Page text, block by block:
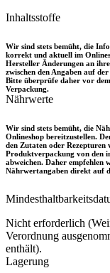
Inhaltsstoffe
Wir sind stets bemüht, die
korrekt und aktuell im
Hersteller Änderungen an
zwischen den Angaben auf
Bitte überprüfe daher vor
Verpackung.
Nährwerte
Wir sind stets bemüht, die
Onlineshop bereitzustellen.
den Zutaten oder Rezepturen
Produktverpackung von den
abweichen. Daher empfehlen
Nährwertangaben direkt auf
Nicht erforderlich
Verordnung
enthält).
Lagerung